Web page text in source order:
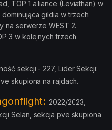
TOP 1 alliance (Leviathan) w
gildia w trzech
na serwerze WEST 2.
3 w kolejnych trzech
sekcji - 227, Lider Sekcji:
skupiona na rajdach.
2022/2023,
Selan, sekcja pve skupiona